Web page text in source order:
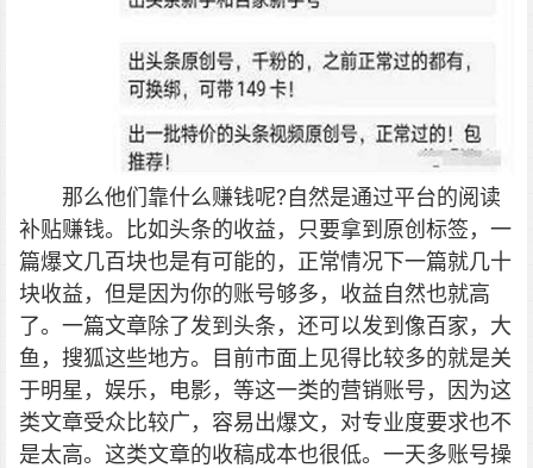
那么他们靠什么赚钱呢?自然是通过平台的阅读
补贴赚钱。比如头条的收益，只要拿到原创标签，一
篇爆文几百块也是有可能的，正常情况下一篇就几十
块收益，但是因为你的账号够多，收益自然也就高
了。一篇文章除了发到头条，还可以发到像百家，大
鱼，搜狐这些地方。目前市面上见得比较多的就是关
于明星，娱乐，电影，等这一类的营销账号，因为这
类文章受众比较广，容易出爆文，对专业度要求也不
是太高。这类文章的收稿成本也很低。一天多账号操